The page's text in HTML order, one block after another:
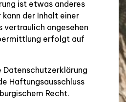
ist etwas anderes
kann der Inhalt einer
vertraulich angesehen
erfolgt auf
Datenschutzerklärung
Haftungsausschluss
Recht.